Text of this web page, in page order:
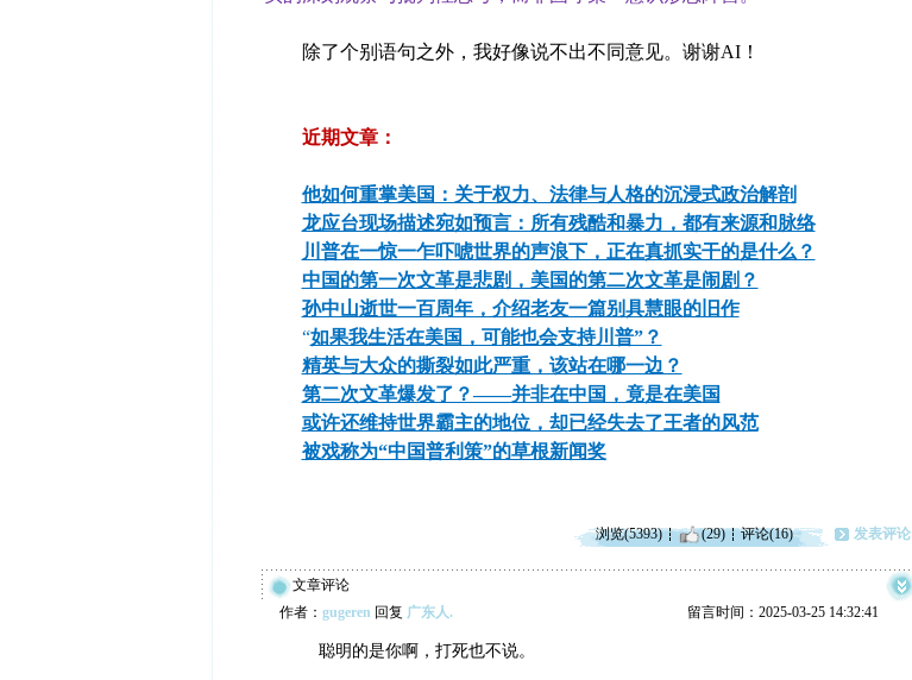
除了个别语句之外，我好像说不出不同意见。谢谢AI！
近期文章：
他如何重掌美国：关于权力、法律与人格的沉浸式政治解剖
龙应台现场描述宛如预言：所有残酷和暴力，都有来源和脉络
川普在一惊一乍吓唬世界的声浪下，正在真抓实干的是什么？
中国的第一次文革是悲剧，美国的第二次文革是闹剧？
孙中山逝世一百周年，介绍老友一篇别具慧眼的旧作
“如果我生活在美国，可能也会支持川普”？
精英与大众的撕裂如此严重，该站在哪一边？
第二次文革爆发了？——并非在中国，竟是在美国
或许还维持世界霸主的地位，却已经失去了王者的风范
被戏称为“中国普利策”的草根新闻奖
浏览(5393) (29) 评论(16) 发表评论
文章评论
作者： gugeren 回复 广东人. 留言时间：2025-03-25 14:32:41
聪明的是你啊，打死也不说。